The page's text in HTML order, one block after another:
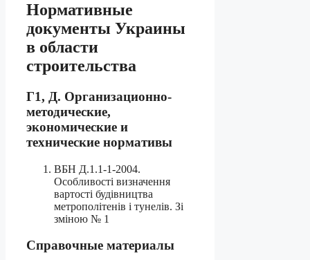
Нормативные
документы Украины
в области
строительства
Г1, Д. Организационно-
методические,
экономические и
технические нормативы
ВБН Д.1.1-1-2004.
Особливості визначення
вартості будівництва
метрополітенів і тунелів. Зі
зміною № 1
Справочные материалы